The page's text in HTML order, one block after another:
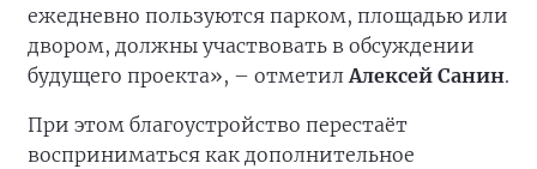
ежедневно пользуются парком, площадью или
двором, должны участвовать в обсуждении
будущего проекта», – отметилАлексей Санин.
При этом благоустройство перестаёт
восприниматься как дополнительное